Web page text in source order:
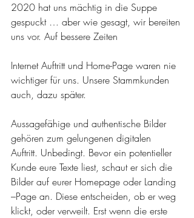
2020 hat uns mächtig in die Suppe
gespuckt … aber wie gesagt, wir bereiten
uns vor. Auf bessere Zeiten
Internet Auftritt und Home-Page waren nie
wichtiger für uns. Unsere Stammkunden
auch, dazu später.
Aussagefähige und authentische Bilder
gehören zum gelungenen digitalen
Auftritt. Unbedingt. Bevor ein potentieller
Kunde eure Texte liest, schaut er sich die
Bilder auf eurer Homepage oder Landing
–Page an. Diese entscheiden, ob er weg
klickt, oder verweilt. Erst wenn die erste